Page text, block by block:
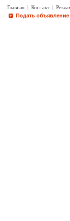
Главная | Контакт |
Подать объявление